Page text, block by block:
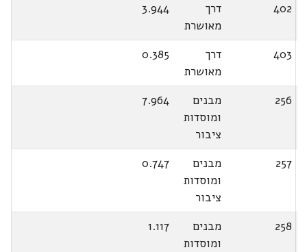
402
דרך
מאושרת
3.944
403
דרך
מאושרת
0.385
256
מבנים
ומוסדות
ציבור
7.964
257
מבנים
ומוסדות
ציבור
0.747
258
מבנים
ומוסדות
1.117